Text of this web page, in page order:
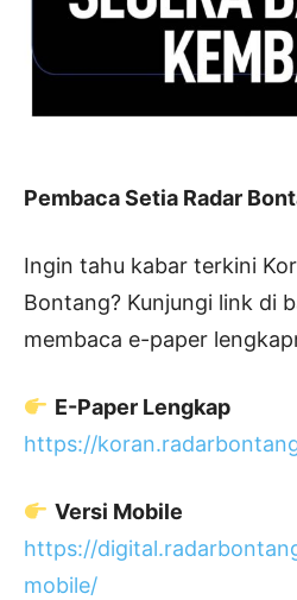
Pembaca Setia Radar
Ingin tahu kabar terkini
Bontang? Kunjungi link di
membaca e-paper
E-Paper Lengkap
https://
Versi Mobile
https://
mobile/